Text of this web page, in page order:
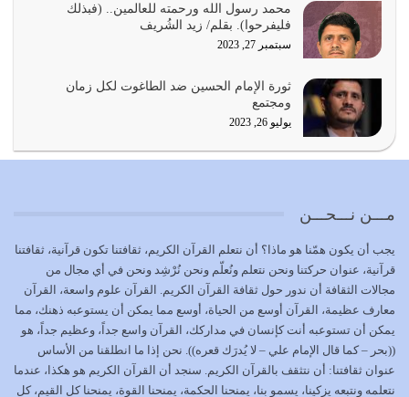
يشاء ويذل من يشاء
يوليو 21, 2026
كل زمان…
يوليو 19, 2026
الوظيفة عبارة عن مسؤولية يجب النهوض بها كما ينبغي لكي
وَالْمُنْفِقِينَ…
يوليو 17, 2026
الاعتصام بحبل الله أمر إلهي للمؤمنين وهو بمثابة سبب بينهم
وبين الله يترتب عليه النصر…
يوليو 16, 2026
محمد رسول الله ورحمته للعالمين.. (فبذلك
فليفرحوا). بقلم/ زيد الشُريف
سبتمبر 27, 2023
ثورة الإمام الحسين ضد الطاغوت لكل زمان
ومجتمع
يوليو 26, 2023
مـــن نـــحـــن
يجب أن يكون همّنا هو ماذا؟ أن نتعلم القرآن الكريم، ثقافتنا تكون قرآنية، ثقافتنا
قرآنية، عنوان حركتنا ونحن نتعلم ونُعلّم ونحن نُرْشِد ونحن في أي مجال من
مجالات الثقافة أن ندور حول ثقافة القرآن الكريم. القرآن علوم واسعة، القرآن
معارف عظيمة، القرآن أوسع من الحياة، أوسع مما يمكن أن يستوعبه ذهنك، مما
يمكن أن تستوعبه أنت كإنسان في مداركك، القرآن واسع جداً، وعظيم جداً، هو
((بحر – كما قال الإمام علي – لا يُدرَك قعره)). نحن إذا ما انطلقنا من الأساس
عنوان ثقافتنا: أن نتثقف بالقرآن الكريم. سنجد أن القرآن الكريم هو هكذا، عندما
نتعلمه ونتبعه يزكينا، يسمو بنا، يمنحنا الحكمة، يمنحنا القوة، يمنحنا كل القيم، كل